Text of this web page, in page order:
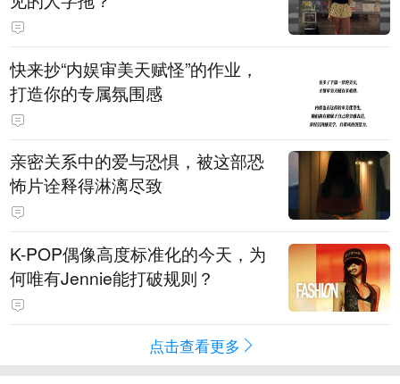
快来抄“内娱审美天赋怪”的作业，
打造你的专属氛围感
亲密关系中的爱与恐惧，被这部恐
怖片诠释得淋漓尽致
K-POP偶像高度标准化的今天，为
何唯有Jennie能打破规则？
点击查看更多